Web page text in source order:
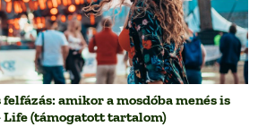
amikor a mosdóba menés is
Life (támogatott tartalom)